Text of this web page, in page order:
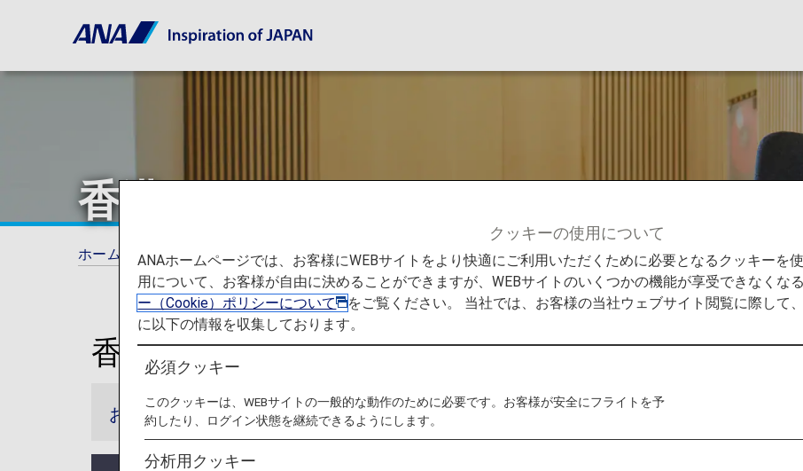
香港
ホーム ご旅行の準備 ラウンジ 香港
香港国際空港ラウンジ
お知らせ
クッキーの使用について
ANAホームページでは、お客様にWEBサイトをより快適にご利用いただくために必要となるクッキーを
用について、お客様が自由に決めることができますが、WEBサイトのいくつかの機能が享受できなくな
ー（Cookie）ポリシーについて
をご覧ください。 当社では、お客様の当社ウェブサイト閲覧に際して
に以下の情報を収集しております。
必須クッキー
このクッキーは、WEBサイトの一般的な動作のために必要です。お客様が安全にフライトを予
約したり、ログイン状態を継続できるようにします。
分析用クッキー